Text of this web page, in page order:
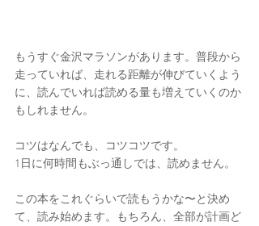
もうすぐ金沢マラソンがあります。普段から
走っていれば、走れる距離が伸びていくよう
に、読んでいれば読める量も増えていくのか
もしれません。
コツはなんでも、コツコツです。
1日に何時間もぶっ通しでは、読めません。
この本をこれぐらいで読もうかな〜と決め
て、読み始めます。もちろん、全部が計画ど